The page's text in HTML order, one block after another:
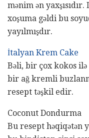
mənim ən
xoşuma gəldi bu
yayılmışdır.
İtalyan Krem Cake
Bəli, bir çox kokos
bir ağ kremli
resept təşkil edir.
Coconut Dondurma
Bu resept həqiqətən